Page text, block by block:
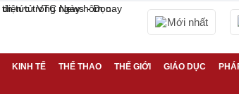
Mới nhất
KINH TẾ THỂ THAO THẾ GIỚI GIÁO DỤC